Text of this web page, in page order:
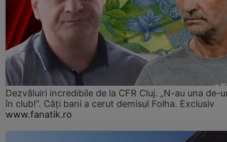
Dezvăluiri incredibile de la CFR Cluj. „N-au una de-
în club!”. Câți bani a cerut demisul Folha. Exclusiv
www.fanatik.ro